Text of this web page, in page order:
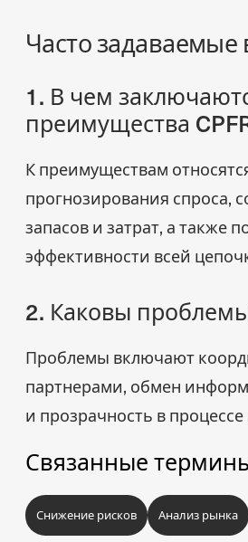
Часто
1. В чем
преимущества
К преимуществам
прогнозирования спроса,
запасов и затрат, а также
эффективности всей
2. Каковы
Проблемы включают
партнерами, обмен
и прозрачность в процессе
Связанные
Снижение рисков Анализ рынка